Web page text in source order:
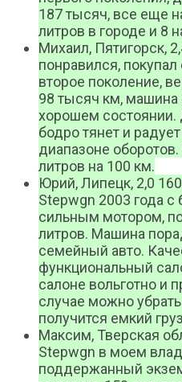
187 тысяч, все еще
литров в городе и 8
Михаил, Пятигорск,
понравился, покупал
второе поколение,
98 тысяч км, машина
хорошем состоянии.
бодро тянет и
диапазоне
литров на 100 км.
Юрий, Липецк, 2,0
Stepwgn 2003 года
сильным мотором,
литров. Машина
семейный авто.
функциональный
салоне вольготно и
случае можно
получится емкий
Максим, Тверская
Stepwgn в моем
поддержанный